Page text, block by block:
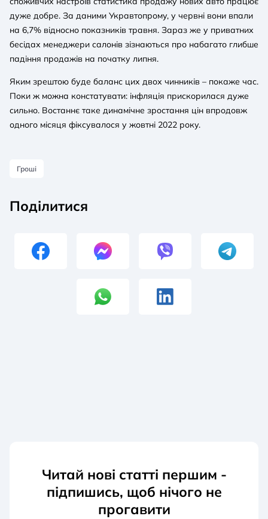
дуже добре. За даними Укравтопрому, у червні вони впали
на 6,7% відносно показників травня. Зараз же у приватних
бесідах менеджери салонів зізнаються про набагато глибше
падіння продажів на початку липня.
Яким зрештою буде баланс цих двох чинників – покаже час.
Поки ж можна констатувати: інфляція прискорилася дуже
сильно. Востаннє таке динамічне зростання цін впродовж
одного місяця фіксувалося у жовтні 2022 року.
Гроші
Поділитися
Читай нові статті першим -
підпишись, щоб нічого не
прогавити